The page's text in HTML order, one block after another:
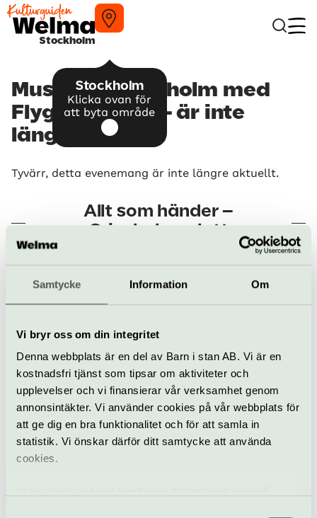
Samtycke Information Om
Vi bryr oss om din integritet
Denna webbplats är en del av Barn i stan AB. Vi är en
kostnadsfri tjänst som tipsar om aktiviteter och
upplevelser och vi finansierar vår verksamhet genom
annonsintäkter. Vi använder cookies på vår webbplats för
att ge dig en bra funktionalitet och för att samla in
statistik. Vi önskar därför ditt samtycke att använda
cookies.
Stockholm
Stockholm
Klicka ovan för
att byta område
Musik på Gripsholm med
Flygelfestival – är inte
längre aktuellt
Tyvärr, detta evenemang är inte längre aktuellt.
Allt som händer –
Gripsholms slott
Slott Visning
Gripsholms slott
Gripsholms slott
Hitta alla våra tips på kulturaktiviteter i Stockholm /
Evenemang i Stockholm
Musik på Gripsholm med
Flygelfestival